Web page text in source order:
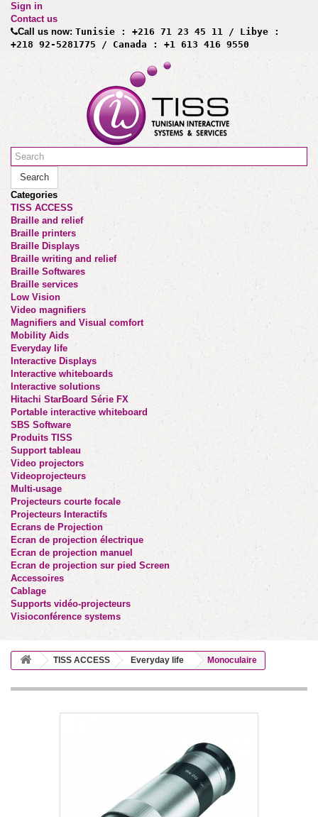
Sign in
Contact us
Call us now: Tunisie : +216 71 23 45 11 / Libye :
+218 92-5281775 / Canada : +1 613 416 9550
Search
Categories
TISS ACCESS
Braille and relief
Braille printers
Braille Displays
Braille writing and relief
Braille Softwares
Braille services
Low Vision
Video magnifiers
Magnifiers and Visual comfort
Mobility Aids
Everyday life
Interactive Displays
Interactive whiteboards
Interactive solutions
Hitachi StarBoard Série FX
Portable interactive whiteboard
SBS Software
Produits TISS
Support tableau
Video projectors
Videoprojecteurs
Multi-usage
Projecteurs courte focale
Projecteurs Interactifs
Ecrans de Projection
Ecran de projection électrique
Ecran de projection manuel
Ecran de projection sur pied Screen
Accessoires
Cablage
Supports vidéo-projecteurs
Visioconférence systems
TISS ACCESS Everyday life Monoculaire